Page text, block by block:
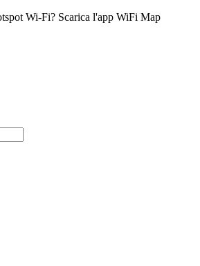
Wi-Fi? Scarica l'app WiFi Map